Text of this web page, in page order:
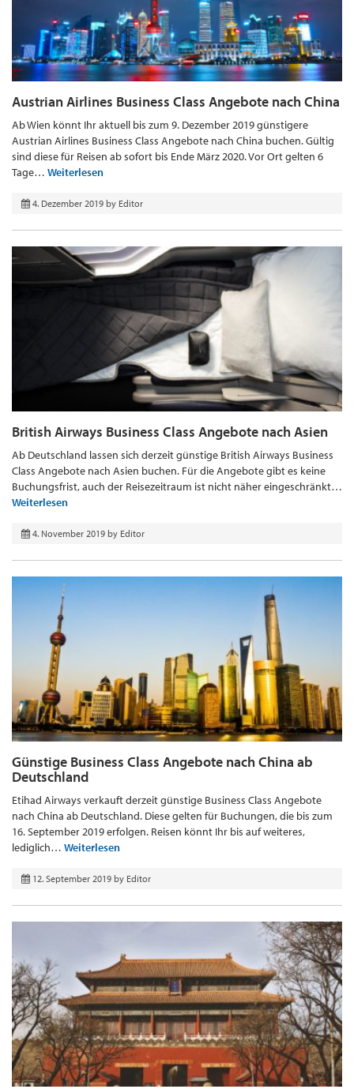
Austrian Airlines Business Class Angebote nach China
Ab Wien könnt Ihr aktuell bis zum 9. Dezember 2019 günstigere
Austrian Airlines Business Class Angebote nach China buchen. Gültig
sind diese für Reisen ab sofort bis Ende März 2020. Vor Ort gelten 6
Tage… Weiterlesen
4. Dezember 2019 by Editor
British Airways Business Class Angebote nach Asien
Ab Deutschland lassen sich derzeit günstige British Airways Business
Class Angebote nach Asien buchen. Für die Angebote gibt es keine
Buchungsfrist, auch der Reisezeitraum ist nicht näher eingeschränkt…
Weiterlesen
4. November 2019 by Editor
Günstige Business Class Angebote nach China ab
Deutschland
Etihad Airways verkauft derzeit günstige Business Class Angebote
nach China ab Deutschland. Diese gelten für Buchungen, die bis zum
16. September 2019 erfolgen. Reisen könnt Ihr bis auf weiteres,
lediglich… Weiterlesen
12. September 2019 by Editor